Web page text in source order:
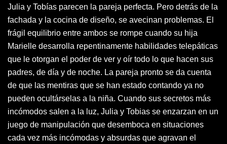
Julia y Tobías parecen la pareja perfecta. Pero detrás de la
fachada y la cocina de diseño, se avecinan problemas. El
frágil equilibrio entre ambos se rompe cuando su hija
Marielle desarrolla repentinamente habilidades telepáticas
que le otorgan el poder de ver y oír todo lo que hacen sus
padres, de día y de noche. La pareja pronto se da cuenta
de que las mentiras que se han estado contando ya no
pueden ocultárselas a la niña. Cuando sus secretos más
incómodos salen a la luz, Julia y Tobias se enzarzan en un
juego de manipulación que desemboca en situaciones
cada vez más incómodas y absurdas que agravan el